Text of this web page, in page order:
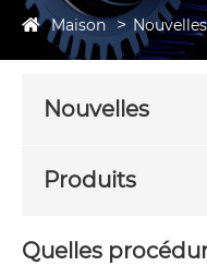
Maison Nouvelles
Nouvelles
Produits
Quelles